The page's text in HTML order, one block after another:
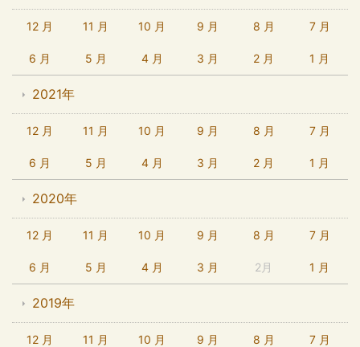
12 月 11 月 10 月 9 月 8 月 7 月
6 月 5 月 4 月 3 月 2 月 1 月
2021年
12 月 11 月 10 月 9 月 8 月 7 月
6 月 5 月 4 月 3 月 2 月 1 月
2020年
12 月 11 月 10 月 9 月 8 月 7 月
6 月 5 月 4 月 3 月 2月 1 月
2019年
12 月 11 月 10 月 9 月 8 月 7 月